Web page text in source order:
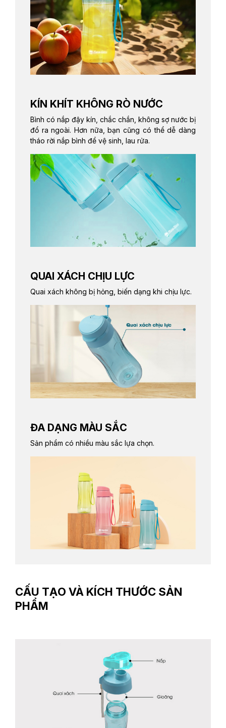
KÍN KHÍT KHÔNG RÒ NƯỚC
Bình có nắp đậy kín, chắc chắn, không sợ nước bị
đổ ra ngoài. Hơn nữa, bạn cũng có thể dễ dàng
tháo rời nắp bình để vệ sinh, lau rửa.
QUAI XÁCH CHỊU LỰC
Quai xách không bị hỏng, biến dạng khi chịu lực.
ĐA DẠNG MÀU SẮC
Sản phẩm có nhiều màu sắc lựa chọn.
CẤU TẠO VÀ KÍCH THƯỚC SẢN
PHẨM